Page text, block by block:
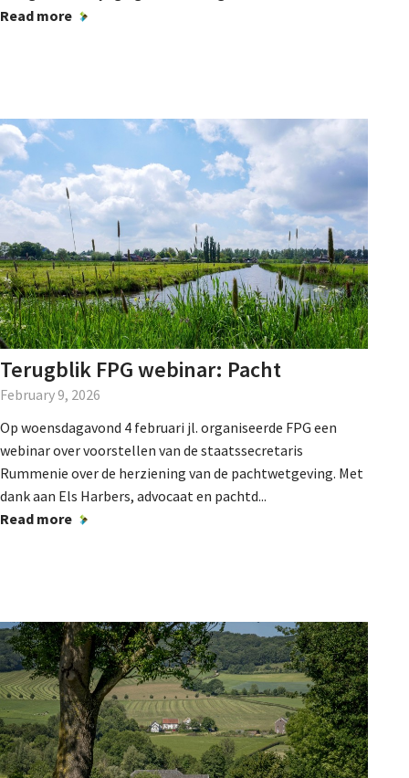
Read more
Terugblik FPG webinar: Pacht
February 9, 2026
Op woensdagavond 4 februari jl. organiseerde FPG een
webinar over voorstellen van de staatssecretaris
Rummenie over de herziening van de pachtwetgeving. Met
dank aan Els Harbers, advocaat en pachtd...
Read more